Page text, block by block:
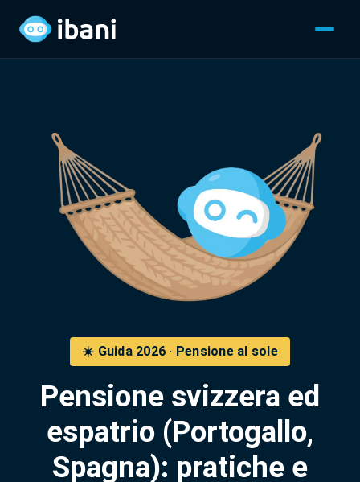
☀️ Guida 2026 · Pensione al sole
Pensione svizzera ed
espatrio (Portogallo,
Spagna): pratiche e